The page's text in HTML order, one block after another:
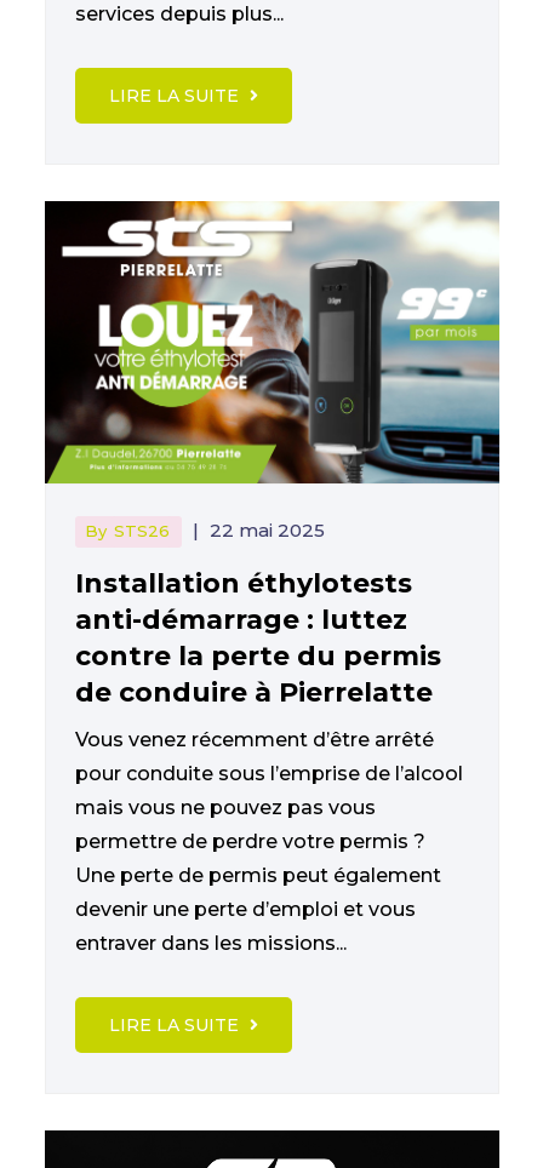
services depuis plus...
LIRE LA SUITE
By STS26 | 22 mai 2025
Installation éthylotests
anti-démarrage : luttez
contre la perte du permis
de conduire à Pierrelatte
Vous venez récemment d’être arrêté
pour conduite sous l’emprise de l’alcool
mais vous ne pouvez pas vous
permettre de perdre votre permis ?
Une perte de permis peut également
devenir une perte d’emploi et vous
entraver dans les missions...
LIRE LA SUITE